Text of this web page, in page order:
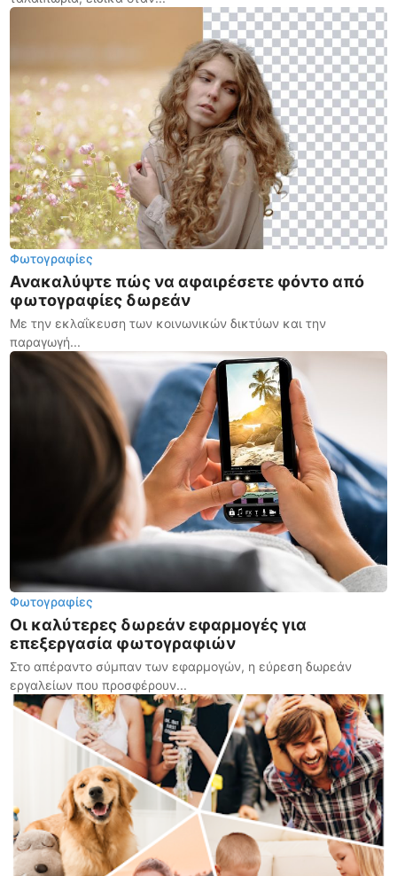
Φωτογραφίες
Ανακαλύψτε πώς να αφαιρέσετε φόντο από
φωτογραφίες δωρεάν
Με την εκλαΐκευση των κοινωνικών δικτύων και την
παραγωγή...
Φωτογραφίες
Οι καλύτερες δωρεάν εφαρμογές για
επεξεργασία φωτογραφιών
Στο απέραντο σύμπαν των εφαρμογών, η εύρεση δωρεάν
εργαλείων που προσφέρουν...